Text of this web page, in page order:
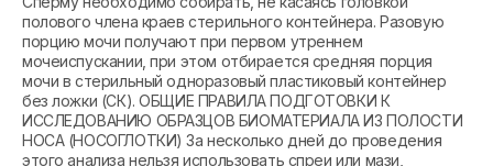
полового члена краев стерильного контейнера. Разовую
порцию мочи получают при первом утреннем
мочеиспускании, при этом отбирается средняя порция
мочи в стерильный одноразовый пластиковый контейнер
без ложки (СК). ОБЩИЕ ПРАВИЛА ПОДГОТОВКИ К
ИССЛЕДОВАНИЮ ОБРАЗЦОВ БИОМАТЕРИАЛА ИЗ ПОЛОСТИ
НОСА (НОСОГЛОТКИ) За несколько дней до проведения
этого анализа нельзя использовать спреи или мази,